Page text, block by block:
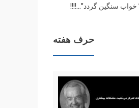
خواب سنگین گردد”…!!!!
حرف هفته